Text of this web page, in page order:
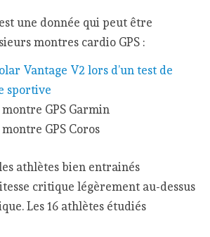
une donnée qui peut être
montres cardio GPS :
Vantage V2 lors d’un test de
sportive
GPS Garmin
GPS Coros
athlètes bien entrainés
critique légèrement au-dessus
Les 16 athlètes étudiés